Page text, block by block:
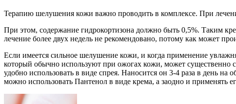
Терапию шелушения кожи важно проводить в комплексе. При
При этом, содержание гидрокортизона должно быть 0,5%. Таким
лечение более двух недель не рекомендовано, потому как может
Если имеется сильное шелушение кожи, и когда применение
который обычно используют при ожогах кожи, может существенно
удобно использовать в виде спрея. Наносится он 3-4 раза в день
можно использовать Пантенол в виде крема, а заодно и применять